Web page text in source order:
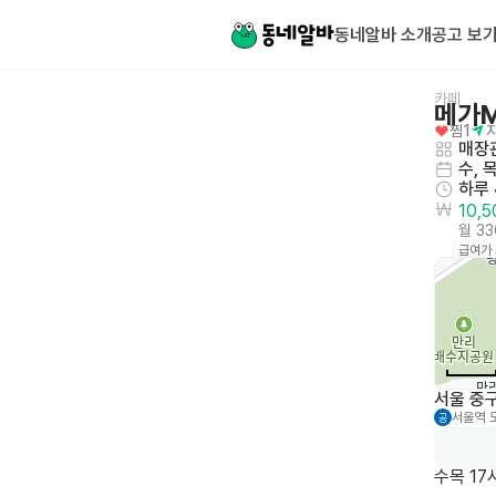
동네알바 소개공고 보
카페
메가
찜1
매장
수,
하루
월
급여가
서울 중
공 서울역
수목 17